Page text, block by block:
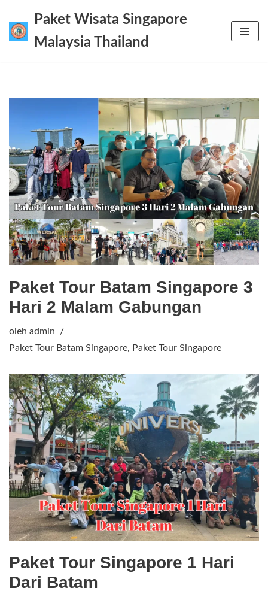
Lompat
Paket Wisata Singapore
Malaysia Thailand
Paket Tour Batam Singapore 3
Hari 2 Malam Gabungan
oleh admin
Paket Tour Batam Singapore, Paket Tour Singapore
Paket Tour Singapore 1 Hari
Dari Batam